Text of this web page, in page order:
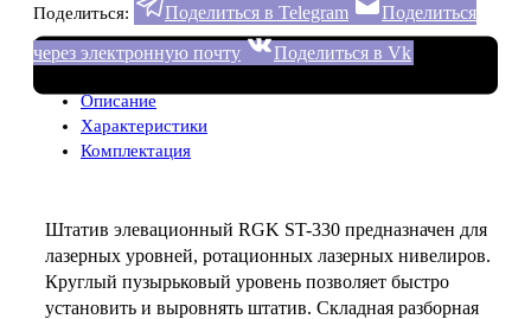
Поделиться: Поделиться в Telegram
Поделиться
через электронную почту
Поделиться в Vk
Описание
Характеристики
Комплектация
Штатив элевационный RGK ST-330 предназначен для
лазерных уровней, ротационных лазерных нивелиров.
Круглый пузырьковый уровень позволяет быстро
установить и выровнять штатив. Складная разборная